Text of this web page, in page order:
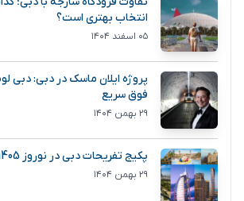
انتخاب بهتری است؟
۰۵ اسفند ۱۴۰۴
پروژه ایلان ماسک در دبی: دبی
فوق سریع
۲۹ بهمن ۱۴۰۴
پکیج تفریحات دبی در نوروز 1405
۲۹ بهمن ۱۴۰۴